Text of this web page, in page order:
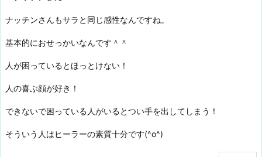
ナッチンさんもサラと同じ感性なんですね。
基本的におせっかいなんです＾＾
人が困っているとほっとけない！
人の喜ぶ顔が好き！
できないで困っている人がいるとつい手を出してしまう！
そういう人はヒーラーの素質十分です(^o^)